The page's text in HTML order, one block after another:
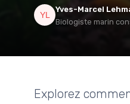
Yves-Marcel
Biologiste marin
Explorez